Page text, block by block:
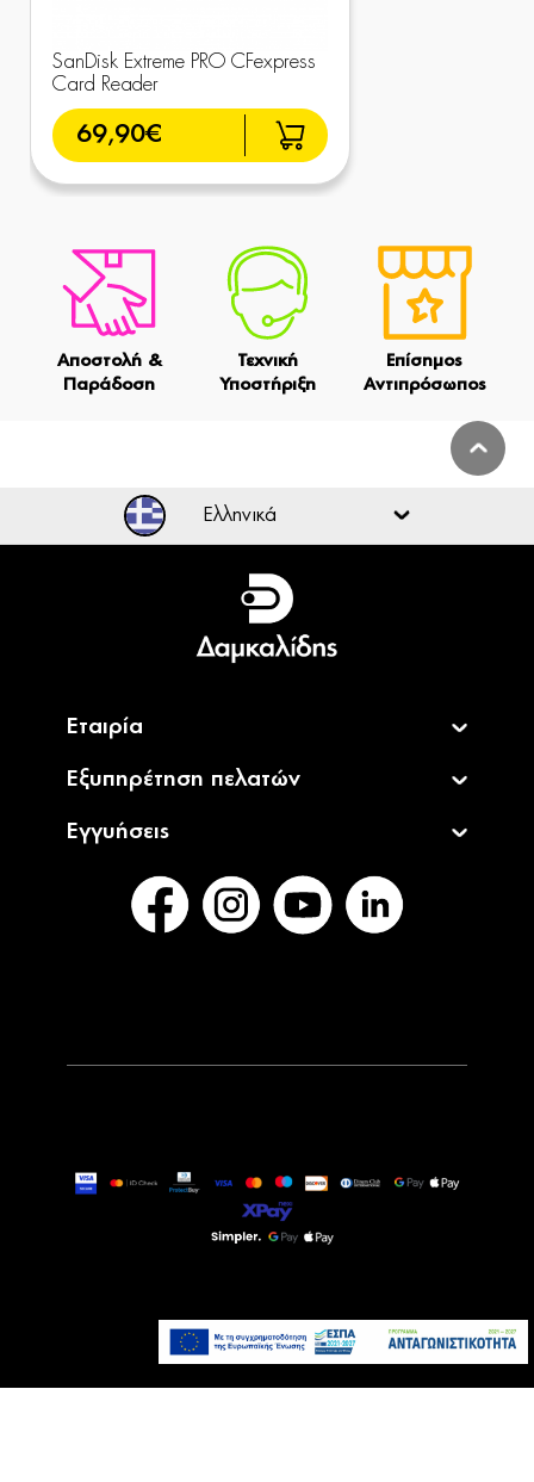
SanDisk Extreme PRO CFexpress
Card Reader
69,90€
Αποστολή &
Παράδοση
Τεχνική
Υποστήριξη
Επίσημος
Αντιπρόσωπος
Προσθήκη στο καλάθι
Ελληνικά
Ελληνικά
English
Εταιρία
Εξυπηρέτηση πελατών
Εγγυήσεις